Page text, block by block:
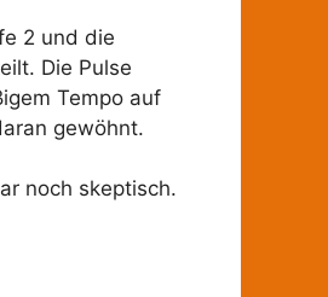
2 und die
Die Pulse
Tempo auf
gewöhnt.
noch skeptisch.